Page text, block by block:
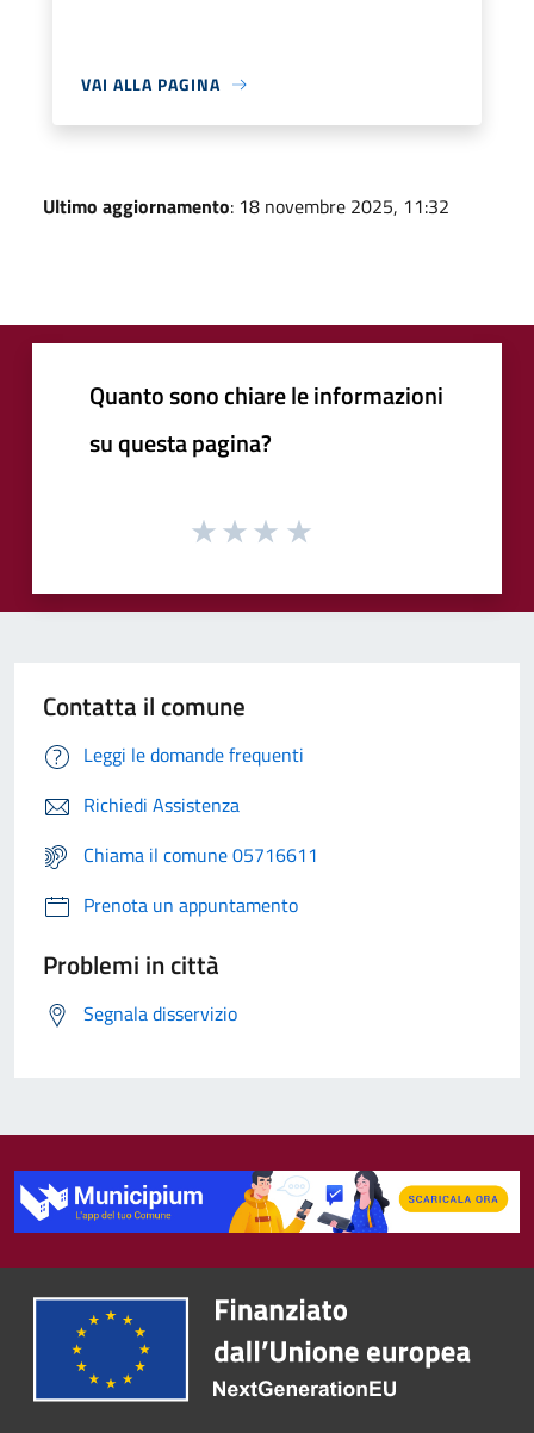
VAI ALLA PAGINA
Ultimo aggiornamento: 18 novembre 2025, 11:32
Quanto sono chiare le informazioni
su questa pagina?
Contatta il comune
Leggi le domande frequenti
Richiedi Assistenza
Chiama il comune 05716611
Prenota un appuntamento
Problemi in città
Segnala disservizio